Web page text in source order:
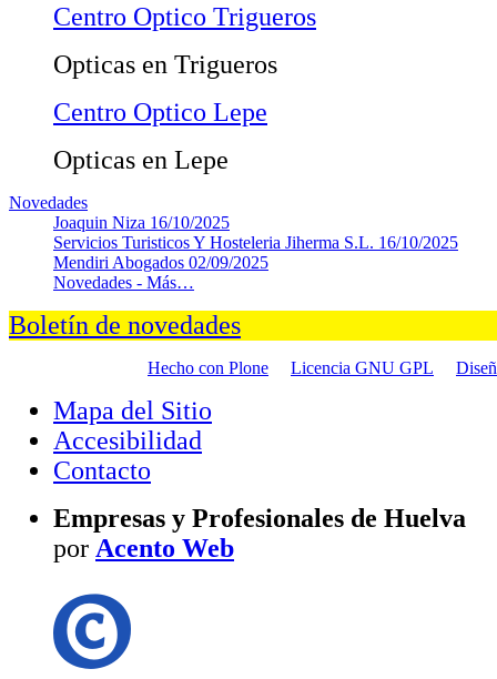
Centro Optico Trigueros
Opticas en Trigueros
Centro Optico Lepe
Opticas en Lepe
Novedades
Joaquin Niza 16/10/2025
Servicios Turisticos Y Hosteleria Jiherma S.L. 16/10/2025
Mendiri Abogados 02/09/2025
Novedades - Más…
Boletín de novedades
Hecho con Plone Licencia GNU GPL
Mapa del Sitio
Accesibilidad
Contacto
Empresas y Profesionales de Huelva
por Acento Web